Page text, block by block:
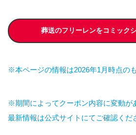
葬送のフリーレンをコミック
※本ページの情報は2026年1月時点の
※期間によってクーポン内容に変動が
最新情報は公式サイトにてご確認くだ